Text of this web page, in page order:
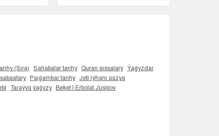
Aktobe
Kostanaı
Kyzylorda
Pavlodar
(Sıra) Sahabalar tarıhy Quran qıssalary
Ýaǵyzdar
sabaqtary Paıǵambar tarıhy
Jeti rýhanı qazyq
Taraýyq ýaǵyzy Beket | Erbolat Júsipov